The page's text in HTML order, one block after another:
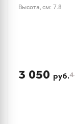
Высота, см: 7.8
3 050 руб.